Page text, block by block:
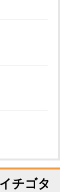
チゴタ